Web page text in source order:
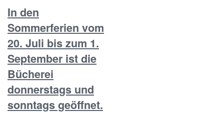
In den
Sommerferien vom
20. Juli bis zum 1.
September ist die
Bücherei
donnerstags und
sonntags geöffnet.